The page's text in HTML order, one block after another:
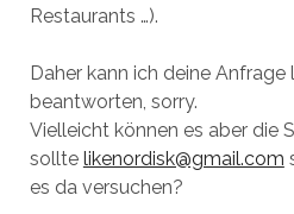
Restaurants …).
Daher kann ich deine Anfrage
beantworten, sorry.
Vielleicht können es aber die
sollte likenordisk@gmail.com
es da versuchen?